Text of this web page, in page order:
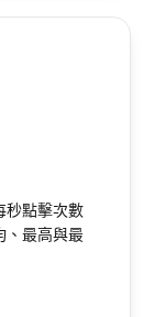
秒點擊次數
、最高與最